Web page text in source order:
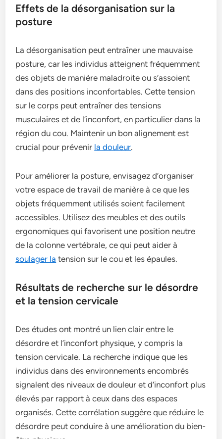
Effets de la désorganisation sur la
posture
La désorganisation peut entraîner une mauvaise
posture, car les individus atteignent fréquemment
des objets de manière maladroite ou s’assoient
dans des positions inconfortables. Cette tension
sur le corps peut entraîner des tensions
musculaires et de l’inconfort, en particulier dans la
région du cou. Maintenir un bon alignement est
crucial pour prévenir la douleur.
Pour améliorer la posture, envisagez d’organiser
votre espace de travail de manière à ce que les
objets fréquemment utilisés soient facilement
accessibles. Utilisez des meubles et des outils
ergonomiques qui favorisent une position neutre
de la colonne vertébrale, ce qui peut aider à
soulager la tension sur le cou et les épaules.
Résultats de recherche sur le désordre
et la tension cervicale
Des études ont montré un lien clair entre le
désordre et l’inconfort physique, y compris la
tension cervicale. La recherche indique que les
individus dans des environnements encombrés
signalent des niveaux de douleur et d’inconfort plus
élevés par rapport à ceux dans des espaces
organisés. Cette corrélation suggère que réduire le
désordre peut conduire à une amélioration du bien-